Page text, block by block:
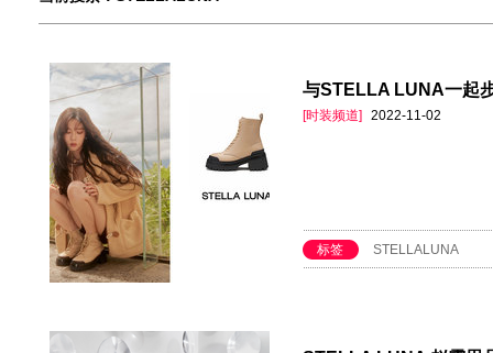
与STELLA LUNA一起
[时装频道] 2022-11-02
标签 STELLALUNA